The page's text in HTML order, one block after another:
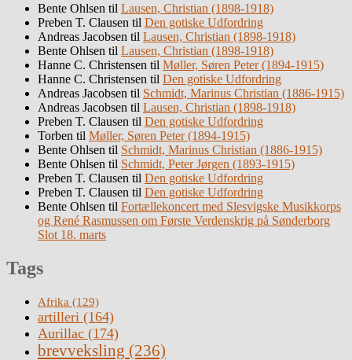
Bente Ohlsen til Lausen, Christian (1898-1918)
Preben T. Clausen til Den gotiske Udfordring
Andreas Jacobsen til Lausen, Christian (1898-1918)
Bente Ohlsen til Lausen, Christian (1898-1918)
Hanne C. Christensen til Møller, Søren Peter (1894-1915)
Hanne C. Christensen til Den gotiske Udfordring
Andreas Jacobsen til Schmidt, Marinus Christian (1886-1915)
Andreas Jacobsen til Lausen, Christian (1898-1918)
Preben T. Clausen til Den gotiske Udfordring
Torben til Møller, Søren Peter (1894-1915)
Bente Ohlsen til Schmidt, Marinus Christian (1886-1915)
Bente Ohlsen til Schmidt, Peter Jørgen (1893-1915)
Preben T. Clausen til Den gotiske Udfordring
Preben T. Clausen til Den gotiske Udfordring
Bente Ohlsen til Fortællekoncert med Slesvigske Musikkorps
og René Rasmussen om Første Verdenskrig på Sønderborg
Slot 18. marts
Tags
Afrika (129)
artilleri (164)
Aurillac (174)
brevveksling (236)